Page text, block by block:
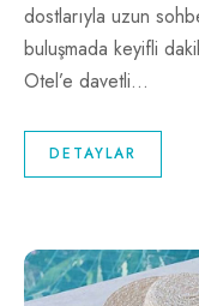
dostlarıyla uzun
buluşmada keyifli
Otel’e davetli…
DETAYLAR